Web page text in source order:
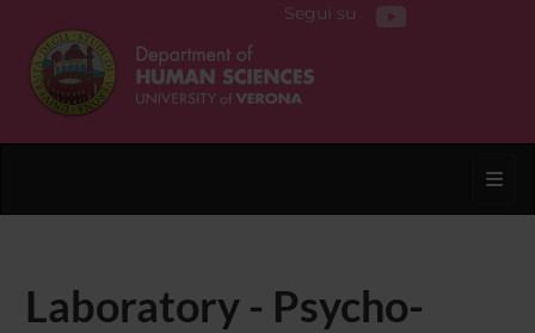
Segui su
Laboratory - Psycho-